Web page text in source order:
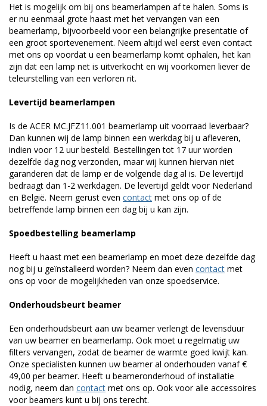
Het is mogelijk om bij ons beamerlampen af te halen. Soms is
er nu eenmaal grote haast met het vervangen van een
beamerlamp, bijvoorbeeld voor een belangrijke presentatie of
een groot sportevenement. Neem altijd wel eerst even contact
met ons op voordat u een beamerlamp komt ophalen, het kan
zijn dat een lamp net is uitverkocht en wij voorkomen liever de
teleurstelling van een verloren rit.
Levertijd beamerlampen
Is de ACER MC.JFZ11.001 beamerlamp uit voorraad leverbaar?
Dan kunnen wij de lamp binnen een werkdag bij u afleveren,
indien voor 12 uur besteld. Bestellingen tot 17 uur worden
dezelfde dag nog verzonden, maar wij kunnen hiervan niet
garanderen dat de lamp er de volgende dag al is. De levertijd
bedraagt dan 1-2 werkdagen. De levertijd geldt voor Nederland
en België. Neem gerust even contact met ons op of de
betreffende lamp binnen een dag bij u kan zijn.
Spoedbestelling beamerlamp
Heeft u haast met een beamerlamp en moet deze dezelfde dag
nog bij u geïnstalleerd worden? Neem dan even contact met
ons op voor de mogelijkheden van onze spoedservice.
Onderhoudsbeurt beamer
Een onderhoudsbeurt aan uw beamer verlengt de levensduur
van uw beamer en beamerlamp. Ook moet u regelmatig uw
filters vervangen, zodat de beamer de warmte goed kwijt kan.
Onze specialisten kunnen uw beamer al onderhouden vanaf €
49,00 per beamer. Heeft u beameronderhoud of installatie
nodig, neem dan contact met ons op. Ook voor alle accessoires
voor beamers kunt u bij ons terecht.